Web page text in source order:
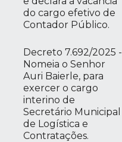
do cargo efetivo de
Contador Público.
Decreto 7.692/2025 -
Nomeia o Senhor
Auri Baierle, para
exercer o cargo
interino de
Secretário Municipal
de Logística e
Contratações.